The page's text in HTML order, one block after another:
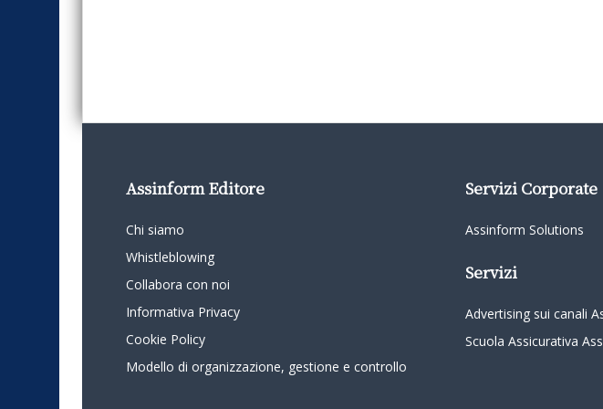
Assinform Editore
Chi siamo
Whistleblowing
Collabora con noi
Informativa Privacy
Cookie Policy
Modello di organizzazione, gestione e controllo
Servizi Corporate
Assinform Solutions
Servizi
Advertising sui canali
Scuola Assicurativa